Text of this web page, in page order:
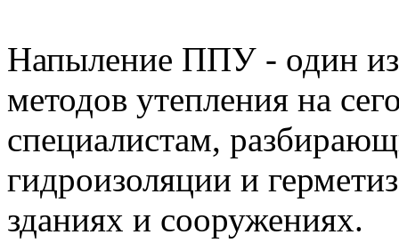
Напыление ППУ - один
методов утепления на
специалистам,
гидроизоляции и
зданиях и сооружениях.